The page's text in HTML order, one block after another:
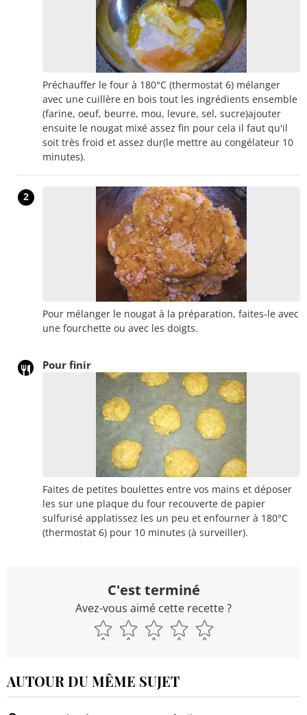
Préchauffer le four à 180°C (thermostat 6) mélanger
avec une cuillère en bois tout les ingrédients ensemble
(farine, oeuf, beurre, mou, levure, sel, sucre)ajouter
ensuite le nougat mixé assez fin pour cela il faut qu'il
soit très froid et assez dur(le mettre au congélateur 10
minutes).
2
Pour mélanger le nougat à la préparation, faites-le avec
une fourchette ou avec les doigts.
Pour finir
Faites de petites boulettes entre vos mains et déposer
les sur une plaque du four recouverte de papier
sulfurisé applatissez les un peu et enfourner à 180°C
(thermostat 6) pour 10 minutes (à surveiller).
C'est terminé
Avez-vous aimé cette recette ?
AUTOUR DU MÊME SUJET